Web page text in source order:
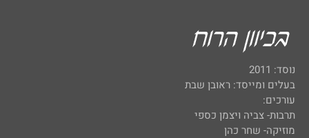
נוסד: 2011
בעלים ומייסד: ראובן שבת
עורכים:
תרבות- צביה ויצמן כספי
מוזיקה- שחר כהן